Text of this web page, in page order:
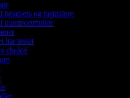
headsets og højttalere
transportmidler
har testet
choice